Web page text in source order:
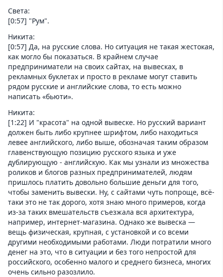
Света:
[0:57] "Рум".
Никита:
[0:57] Да, на русские слова. Но ситуация не такая жестокая,
как могло бы показаться. В крайнем случае
предприниматели на своих сайтах, на вывесках, в
рекламных буклетах и просто в рекламе могут ставить
рядом русские и английские слова, то есть можно
написать «бьюти».
Никита:
[1:22] И "красота" на одной вывеске. Но русский вариант
должен быть либо крупнее шрифтом, либо находиться
левее английского, либо выше, обозначая таким образом
главенствующую позицию русского языка и уже
дублирующую - английскую. Как мы узнали из множества
роликов и блогов разных предпринимателей, людям
пришлось платить довольно большие деньги для того,
чтобы заменить вывески. Ну, с сайтами чуть попроще, всё-
таки это не так дорого, хотя знаю много примеров, когда
из-за таких вмешательств съезжала вся архитектура,
например, интернет-магазина. Однако же вывеска —
вещь физическая, крупная, с установкой и со всеми
другими необходимыми работами. Люди потратили много
денег на это, что в ситуации и без того непростой для
российского, особенно малого и среднего бизнеса, многих
очень сильно разозлило.